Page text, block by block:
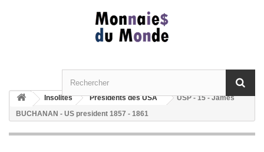
Insolites Présidents des USA
USP - 15 - James
BUCHANAN - US president 1857 - 1861